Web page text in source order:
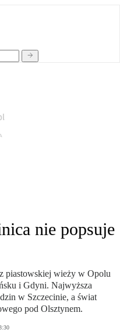
nie popsuje
piastowskiej wieży w Opolu
i Gdyni. Najwyższa
w Szczecinie, a świat
pod Olsztynem.